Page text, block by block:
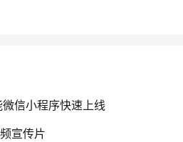
信小程序快速上线
宣传片